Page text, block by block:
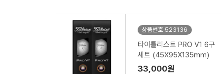
상품번호 523136
타이틀리스트 PRO V1 6구
세트 (45X95X135mm)
33,000원